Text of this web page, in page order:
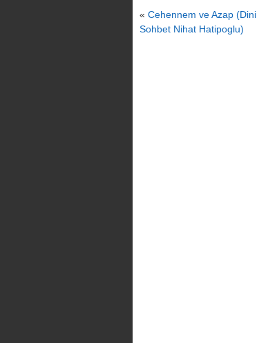
« Cehennem ve Azap (Dini
Sohbet Nihat Hatipoglu)